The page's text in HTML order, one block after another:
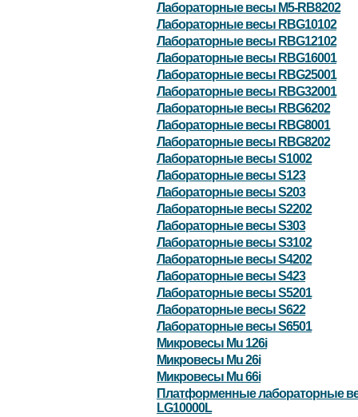
Лабораторные весы M5-RB8202
Лабораторные весы RBG10102
Лабораторные весы RBG12102
Лабораторные весы RBG16001
Лабораторные весы RBG25001
Лабораторные весы RBG32001
Лабораторные весы RBG6202
Лабораторные весы RBG8001
Лабораторные весы RBG8202
Лабораторные весы S1002
Лабораторные весы S123
Лабораторные весы S203
Лабораторные весы S2202
Лабораторные весы S303
Лабораторные весы S3102
Лабораторные весы S4202
Лабораторные весы S423
Лабораторные весы S5201
Лабораторные весы S622
Лабораторные весы S6501
Микровесы Mu 126i
Микровесы Mu 26i
Микровесы Mu 66i
Платформенные лабораторные
LG10000L